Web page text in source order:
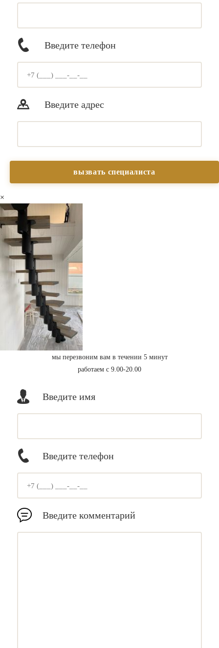
Введите телефон
Введите адрес
×
мы перезвоним вам в течении 5 минут
работаем с 9.00-20.00
Введите имя
Введите телефон
Введите комментарий